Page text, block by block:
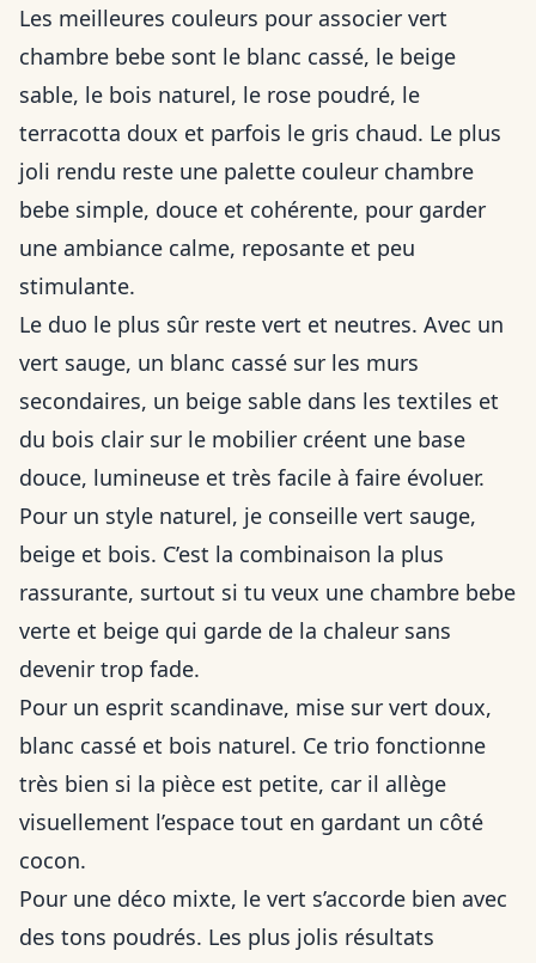
Les meilleures couleurs pour associer vert
chambre bebe sont le blanc cassé, le beige
sable, le bois naturel, le rose poudré, le
terracotta doux et parfois le gris chaud. Le plus
joli rendu reste une palette couleur chambre
bebe simple, douce et cohérente, pour garder
une ambiance calme, reposante et peu
stimulante.
Le duo le plus sûr reste vert et neutres. Avec un
vert sauge, un blanc cassé sur les murs
secondaires, un beige sable dans les textiles et
du bois clair sur le mobilier créent une base
douce, lumineuse et très facile à faire évoluer.
Pour un style naturel, je conseille vert sauge,
beige et bois. C’est la combinaison la plus
rassurante, surtout si tu veux une chambre bebe
verte et beige qui garde de la chaleur sans
devenir trop fade.
Pour un esprit scandinave, mise sur vert doux,
blanc cassé et bois naturel. Ce trio fonctionne
très bien si la pièce est petite, car il allège
visuellement l’espace tout en gardant un côté
cocon.
Pour une déco mixte, le vert s’accorde bien avec
des tons poudrés. Les plus jolis résultats